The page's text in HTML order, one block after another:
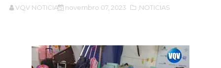
VQV NOTICIAS novembro 07, 2023 ,NOTICIAS